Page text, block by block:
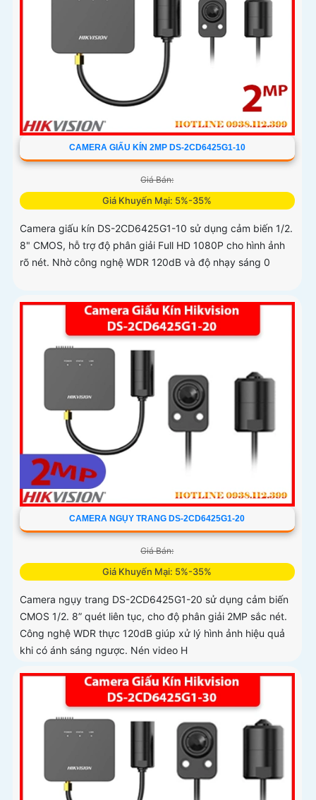
CAMERA GIẤU KÍN 2MP DS-2CD6425G1-10
Giá Bán:
Giá Khuyến Mại: 5%-35%
Camera giấu kín DS-2CD6425G1-10 sử dụng cảm biến 1/2.
8" CMOS, hỗ trợ độ phân giải Full HD 1080P cho hình ảnh
rõ nét. Nhờ công nghệ WDR 120dB và độ nhạy sáng 0
CAMERA NGỤY TRANG DS-2CD6425G1-20
Giá Bán:
Giá Khuyến Mại: 5%-35%
Camera ngụy trang DS-2CD6425G1-20 sử dụng cảm biến
CMOS 1/2. 8” quét liên tục, cho độ phân giải 2MP sắc nét.
Công nghệ WDR thực 120dB giúp xử lý hình ảnh hiệu quả
khi có ánh sáng ngược. Nén video H